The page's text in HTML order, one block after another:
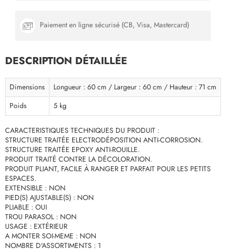
Paiement en ligne sécurisé (CB, Visa, Mastercard)
DESCRIPTION DÉTAILLÉE
Dimensions
Longueur : 60 cm / Largeur : 60 cm / Hauteur : 71 cm
Poids
5 kg
CARACTERISTIQUES TECHNIQUES DU PRODUIT :
STRUCTURE TRAITÉE ELECTRODÉPOSITION ANTI-CORROSION.
STRUCTURE TRAITÉE EPOXY ANTI-ROUILLE.
PRODUIT TRAITÉ CONTRE LA DÉCOLORATION.
PRODUIT PLIANT, FACILE À RANGER ET PARFAIT POUR LES PETITS
ESPACES.
EXTENSIBLE : NON
PIED(S) AJUSTABLE(S) : NON
PLIABLE : OUI
TROU PARASOL : NON
USAGE : EXTÉRIEUR
A MONTER SOI-MEME : NON
NOMBRE D'ASSORTIMENTS : 1